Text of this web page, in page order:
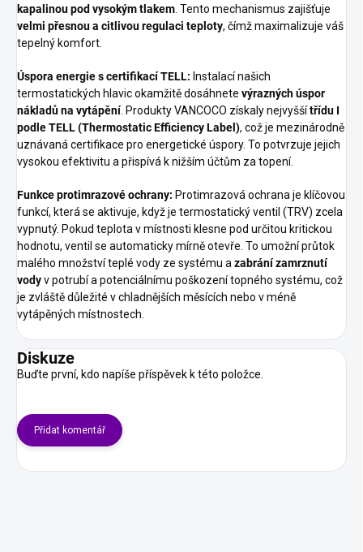
kapalinou pod vysokým tlakem. Tento mechanismus zajišťuje
velmi přesnou a citlivou regulaci teploty, čímž maximalizuje váš
tepelný komfort.
Úspora energie s certifikací TELL: Instalací našich
termostatických hlavic okamžitě dosáhnete výrazných úspor
nákladů na vytápění. Produkty VANCOCO získaly nejvyššítřídu I
podle TELL (Thermostatic Efficiency Label), což je mezinárodně
uznávaná certifikace pro energetické úspory. To potvrzuje jejich
vysokou efektivitu a přispívá k nižším účtům za topení.
Funkce protimrazové ochrany: Protimrazová ochrana je klíčovou
funkcí, která se aktivuje, když je termostatický ventil (TRV) zcela
vypnutý. Pokud teplota v místnosti klesne pod určitou kritickou
hodnotu, ventil se automaticky mírně otevře. To umožní průtok
malého množství teplé vody ze systému azabrání zamrznutí
vodyv potrubí a potenciálnímu poškození topného systému, což
je zvláště důležité v chladnějších měsících nebo v méně
vytápěných místnostech.
Diskuze
Buďte první, kdo napíše příspěvek k této položce.
Přidat komentář